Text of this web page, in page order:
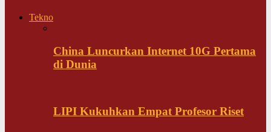
Tekno
China Luncurkan Internet 10G Pertama
di Dunia
LIPI Kukuhkan Empat Profesor Riset